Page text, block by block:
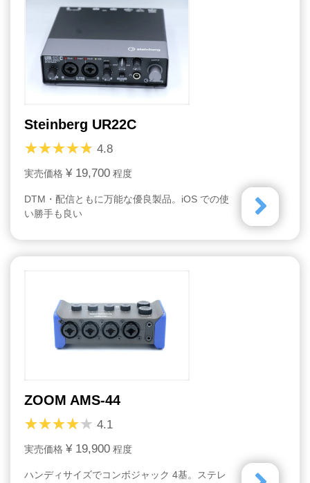
Steinberg UR22C
4.8
実売価格 ¥ 19,700 程度
DTM・配信ともに万能な優良製品。iOS での使
い勝手も良い
ZOOM AMS-44
4.1
実売価格 ¥ 19,900 程度
ハンディサイズでコンボジャック 4基。ステレ